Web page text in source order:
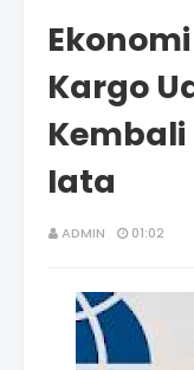
Kargo
Kembali
Iata
ADMIN 01:02